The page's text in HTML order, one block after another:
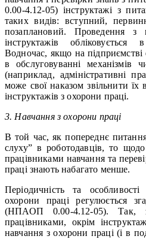
0.00-4.12-05) інструктажі з
таких видів: вступний,
позаплановий. Проведення з
інструктажів
Водночас, якщо на підприємстві
в обслуговуванні механізмів
(наприклад, адміністративні
може свої наказом звільнити
інструктажів з охорони праці.
3. Навчання з охорони праці
В той час, як попереднє
слуху” в роботодавців, то
працівниками навчання та
праці знають набагато менше.
Періодичність та
охорони праці регулюється
(НПАОП 0.00-4.12-05). Так,
працівниками, окрім
навчання з охорони праці (і в